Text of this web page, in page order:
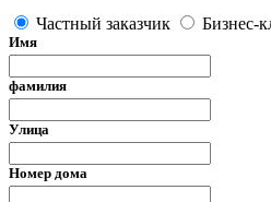
Частный заказчик Бизнес-
Имя
фамилия
Улица
Номер дома